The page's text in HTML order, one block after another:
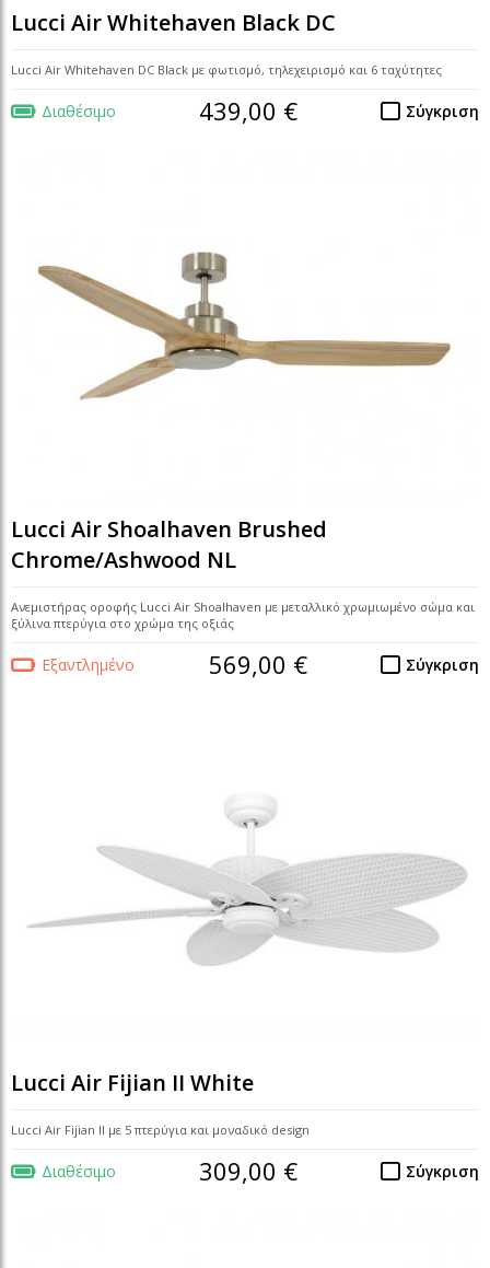
Lucci Air Whitehaven Black DC
Lucci Air Whitehaven DC Black με φωτισμό, τηλεχειρισμό και 6 ταχύτητες
Διαθέσιμο Σύγκριση
439,00 €
Lucci Air Shoalhaven Brushed
Chrome/Ashwood NL
Ανεμιστήρας οροφής Lucci Air Shoalhaven με μεταλλικό χρωμιωμένο σώμα και
ξύλινα πτερύγια στο χρώμα της οξιάς
Εξαντλημένο Σύγκριση
569,00 €
Lucci Air Fijian II White
Lucci Air Fijian II με 5 πτερύγια και μοναδικό design
Διαθέσιμο Σύγκριση
309,00 €